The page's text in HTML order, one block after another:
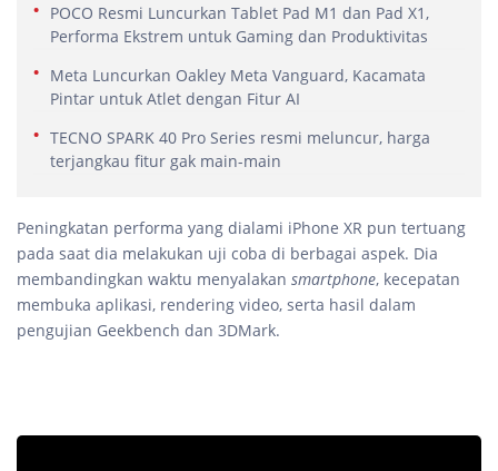
POCO Resmi Luncurkan Tablet Pad M1 dan Pad X1,
Performa Ekstrem untuk Gaming dan Produktivitas
Meta Luncurkan Oakley Meta Vanguard, Kacamata
Pintar untuk Atlet dengan Fitur AI
TECNO SPARK 40 Pro Series resmi meluncur, harga
terjangkau fitur gak main-main
Peningkatan performa yang dialami iPhone XR pun tertuang
pada saat dia melakukan uji coba di berbagai aspek. Dia
membandingkan waktu menyalakan smartphone, kecepatan
membuka aplikasi, rendering video, serta hasil dalam
pengujian Geekbench dan 3DMark.